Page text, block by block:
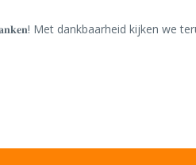
Met dankbaarheid kijken we